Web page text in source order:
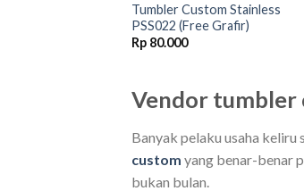
Tumbler Custom Stainless
PSS022 (Free Grafir)
Rp80.000
Vendor tumbler
Banyak pelaku usaha keliru
custom yang benar-benar
bukan bulan.